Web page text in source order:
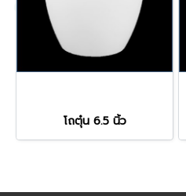
โถตุ๋น 6.5 นิ้ว